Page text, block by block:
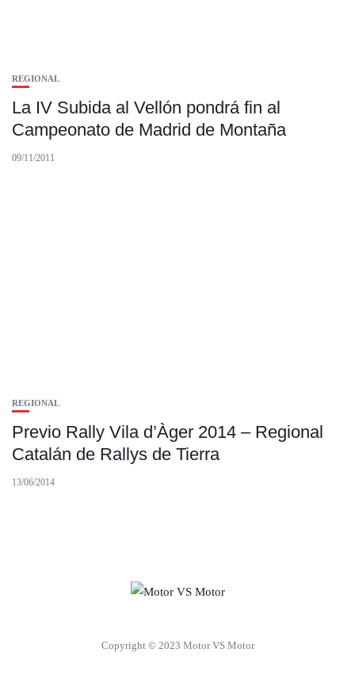
REGIONAL
La IV Subida al Vellón pondrá fin al
Campeonato de Madrid de Montaña
09/11/2011
REGIONAL
Previo Rally Vila d’Àger 2014 – Regional
Catalán de Rallys de Tierra
13/06/2014
Copyright © 2023 Motor VS Motor